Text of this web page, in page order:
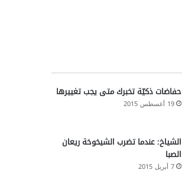
حفاضات ذكيّة تخبرك متى يجب تغييرها
19 أغسطس 2015
الشياخ: عندما تضرب الشيخوخة ريعان
الصبا
7 أبريل 2015